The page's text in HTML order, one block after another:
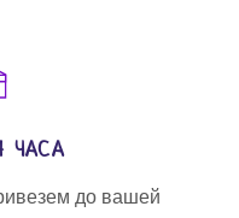
ЧАСА
до вашей